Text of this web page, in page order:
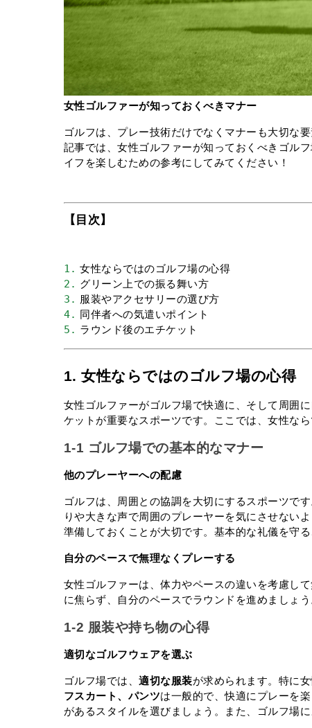
女性ゴルファーが知っておくべきマナー
ゴルフは、プレー技術だけでなくマナーも大切な
記事では、女性ゴルファーが知っておくべきゴル
イフを楽しむための参考にしてみてください！
【目次】
1. 女性ならではのゴルフ場の心得
2. グリーン上での振る舞い方
3. 服装やアクセサリーの選び方
4. 同伴者への気遣いポイント
5. ラウンド後のエチケット
1. 女性ならではのゴルフ場の心得
女性ゴルファーがゴルフ場で快適に、そして周囲
ケットが重要なスポーツです。ここでは、女性な
1-1 ゴルフ場での基本的なマナー
他のプレーヤーへの配慮
ゴルフは、周囲との協調を大切にするスポーツで
りや大きな声で周囲のプレーヤーを気にさせない
準備しておくことが大切です。基本的な礼儀を守
自分のペースで無理なくプレーする
女性ゴルファーは、体力やペースの違いを考慮し
に焦らず、自分のペースでラウンドを進めましょ
1-2 服装や持ち物の心得
適切なゴルフウェアを選ぶ
ゴルフ場では、適切な服装が求められます。特に
フスカート、パンツは一般的で、快適にプレーを
があるスタイルを選びましょう。また、ゴルフ場